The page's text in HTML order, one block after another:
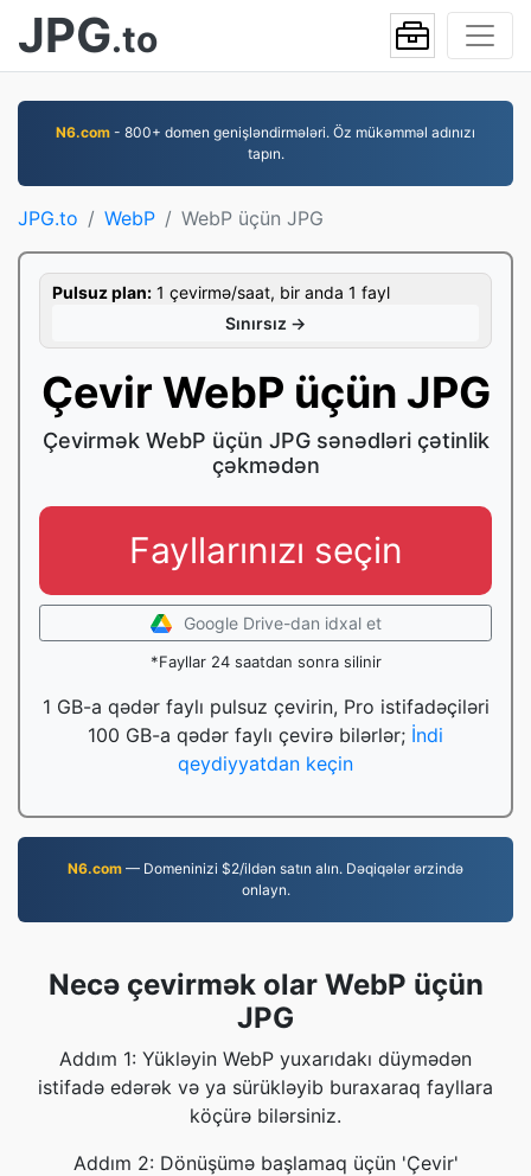
JPG.to
N6.com - 800+ domen genişləndirmələri. Öz mükəmməl adınızı
tapın.
JPG.to WebP WebP üçün JPG
Pulsuz plan: 1 çevirmə/saat, bir anda 1 fayl
Sınırsız →
Çevir WebP üçün JPG
Çevirmək WebP üçün JPG sənədləri çətinlik
çəkmədən
Fayllarınızı seçin
Google Drive-dan idxal et
*Fayllar 24 saatdan sonra silinir
1 GB-a qədər faylı pulsuz çevirin, Pro istifadəçiləri
100 GB-a qədər faylı çevirə bilərlər; İndi
qeydiyyatdan keçin
N6.com — Domeninizi $2/ildən satın alın. Dəqiqələr ərzində
onlayn.
Necə çevirmək olar WebP üçün
JPG
Addım 1: Yükləyin WebP yuxarıdakı düymədən
istifadə edərək və ya sürükləyib buraxaraq fayllara
köçürə bilərsiniz.
Addım 2: Dönüşümə başlamaq üçün 'Çevir'